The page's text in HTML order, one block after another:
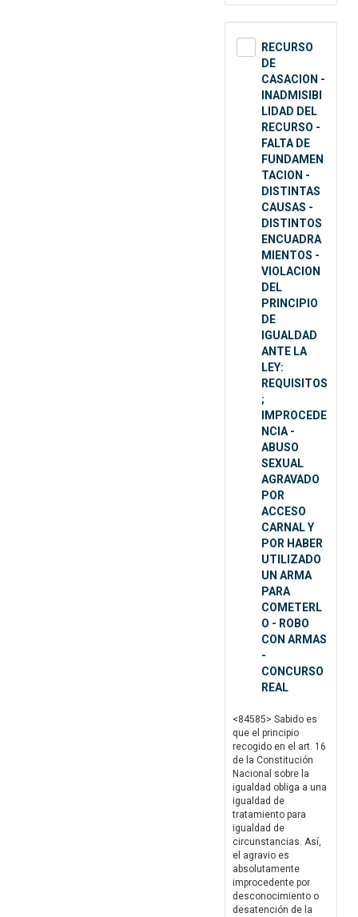
RECURSO
DE
CASACION -
INADMISIBI
LIDAD DEL
RECURSO -
FALTA DE
FUNDAMEN
TACION -
DISTINTAS
CAUSAS -
DISTINTOS
ENCUADRA
MIENTOS -
VIOLACION
DEL
PRINCIPIO
DE
IGUALDAD
ANTE LA
LEY:
REQUISITOS
;
IMPROCEDE
NCIA -
ABUSO
SEXUAL
AGRAVADO
POR
ACCESO
CARNAL Y
POR HABER
UTILIZADO
UN ARMA
PARA
COMETERL
O - ROBO
CON ARMAS
-
CONCURSO
REAL
<84585> Sabido es
que el principio
recogido en el art. 16
de la Constitución
Nacional sobre la
igualdad obliga a una
igualdad de
tratamiento para
igualdad de
circunstancias. Así,
el agravio es
absolutamente
improcedente por
desconocimiento o
desatención de la